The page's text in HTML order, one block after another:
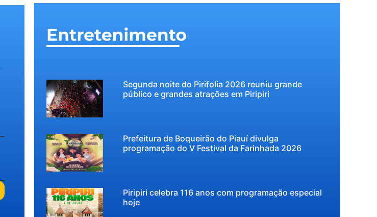
Segunda noite do Pirifolia 2026 reuniu grande
público e grandes atrações em Piripiri
Prefeitura de Boqueirão do Piauí divulga
programação do V Festival da Farinhada 2026
Piripiri celebra 116 anos com programação especial
hoje